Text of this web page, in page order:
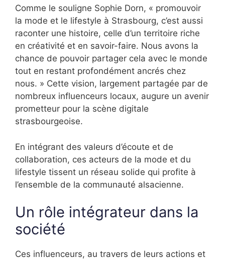
Comme le souligne Sophie Dorn, « promouvoir
la mode et le lifestyle à Strasbourg, c’est aussi
raconter une histoire, celle d’un territoire riche
en créativité et en savoir-faire. Nous avons la
chance de pouvoir partager cela avec le monde
tout en restant profondément ancrés chez
nous. » Cette vision, largement partagée par de
nombreux influenceurs locaux, augure un avenir
prometteur pour la scène digitale
strasbourgeoise.
En intégrant des valeurs d’écoute et de
collaboration, ces acteurs de la mode et du
lifestyle tissent un réseau solide qui profite à
l’ensemble de la communauté alsacienne.
Un rôle intégrateur dans la
société
Ces influenceurs, au travers de leurs actions et